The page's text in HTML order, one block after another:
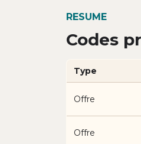
RESUME
Codes
Type
Offre
Offre